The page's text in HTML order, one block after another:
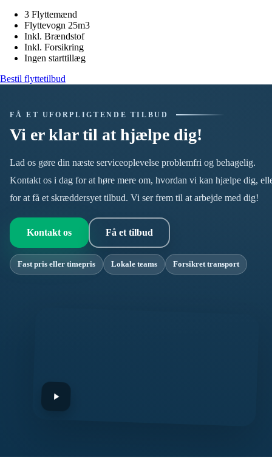
3 Flyttemænd
Flyttevogn 25m3
Inkl. Brændstof
Inkl. Forsikring
Ingen starttillæg
Bestil flyttetilbud
FÅ ET UFORPLIGTENDE TILBUD
Vi er klar til at hjælpe dig!
Lad os gøre din næste serviceoplevelse problemfri og behagelig.
Kontakt os i dag for at høre mere om, hvordan vi kan hjælpe dig,
for at få et skræddersyet tilbud. Vi ser frem til at arbejde med dig!
Kontakt os Få et tilbud
Fast pris eller timepris Lokale teams Forsikret transport